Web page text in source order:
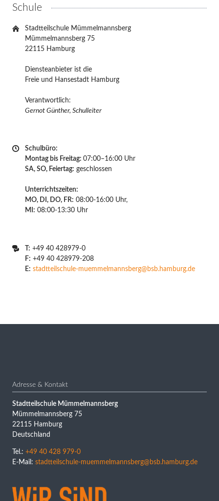
Schule
Stadtteilschule Mümmelmannsberg
Mümmelmannsberg 75
22115 Hamburg
Diensteanbieter ist die
Freie und Hansestadt Hamburg
Verantwortlich:
Gernot Günther, Schulleiter
Schulbüro:
Montag bis Freitag:07:00–16:00 Uhr
SA, SO, Feiertag: geschlossen
Unterrichtszeiten:
MO, DI, DO, FR: 08:00-16:00 Uhr,
MI: 08:00-13:30 Uhr
T: +49 40 428979-0
F: +49 40 428979-208
E: stadtteilschule-muemmelmannsberg@bsb.hamburg.de
Adresse & Kontakt
Stadtteilschule Mümmelmannsberg
Mümmelmannsberg 75
22115 Hamburg
Deutschland
Tel.: +49 40 428 979-0
E-Mail: stadtteilschule-muemmelmannsberg@bsb.hamburg.de